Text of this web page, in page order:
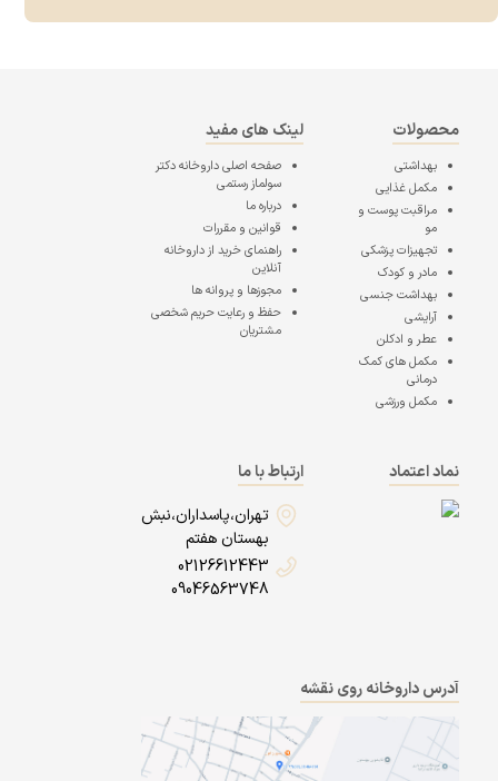
محصولات
بهداشتی
مکمل غذایی
مراقبت پوست و
مو
تجهیزات پزشکی
مادر و کودک
بهداشت جنسی
آرایشی
عطر و ادکلن
مکمل های کمک
درمانی
مکمل ورزشی
لینک های مفید
صفحه اصلیداروخانه دکتر
سولماز رستمی
درباره ما
قوانین و مقررات
راهنمای خرید از داروخانه
آنلاین
مجوزها و پروانه ها
حفظ و رعایت حریم شخصی
مشتریان
نماد اعتماد
ارتباط با ما
تهران،پاسداران،نبش
بهستان هفتم
02126612443
09046563748
آدرس داروخانه روی نقشه